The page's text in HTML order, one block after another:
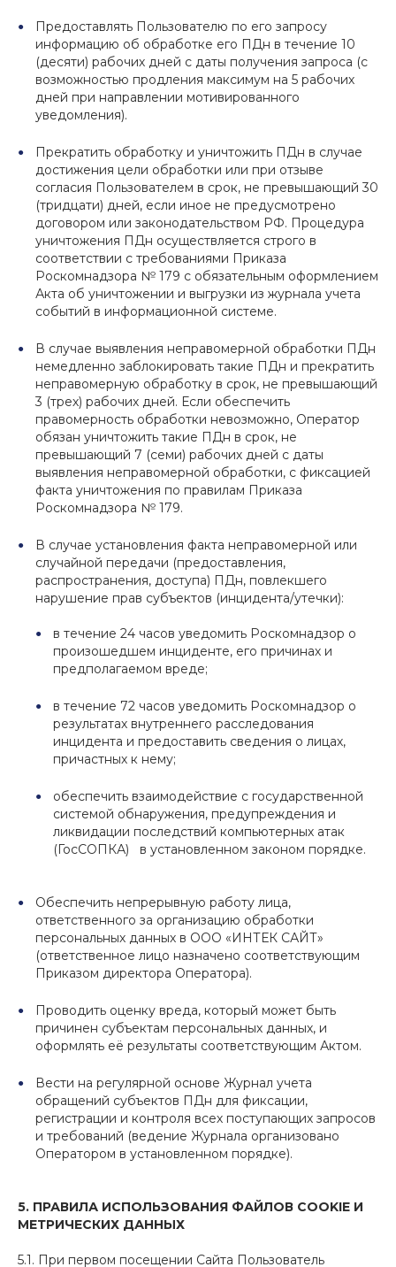
Предоставлять Пользователю по его запросу
информацию об обработке его ПДн в течение 10
(десяти) рабочих дней с даты получения запроса (с
возможностью продления максимум на 5 рабочих
дней при направлении мотивированного
уведомления).
Прекратить обработку и уничтожить ПДн в случае
достижения цели обработки или при отзыве
согласия Пользователем в срок, не превышающий 30
(тридцати) дней, если иное не предусмотрено
договором или законодательством РФ. Процедура
уничтожения ПДн осуществляется строго в
соответствии с требованиями Приказа
Роскомнадзора № 179 с обязательным оформлением
Акта об уничтожении и выгрузки из журнала учета
событий в информационной системе.
В случае выявления неправомерной обработки ПДн
немедленно заблокировать такие ПДн и прекратить
неправомерную обработку в срок, не превышающий
3 (трех) рабочих дней. Если обеспечить
правомерность обработки невозможно, Оператор
обязан уничтожить такие ПДн в срок, не
превышающий 7 (семи) рабочих дней с даты
выявления неправомерной обработки, с фиксацией
факта уничтожения по правилам Приказа
Роскомнадзора № 179.
В случае установления факта неправомерной или
случайной передачи (предоставления,
распространения, доступа) ПДн, повлекшего
нарушение прав субъектов (инцидента/утечки):
в течение 24 часов уведомить Роскомнадзор о
произошедшем инциденте, его причинах и
предполагаемом вреде;
в течение 72 часов уведомить Роскомнадзор о
результатах внутреннего расследования
инцидента и предоставить сведения о лицах,
причастных к нему;
обеспечить взаимодействие с государственной
системой обнаружения, предупреждения и
ликвидации последствий компьютерных атак
(ГосСОПКА) в установленном законом порядке.
Обеспечить непрерывную работу лица,
ответственного за организацию обработки
персональных данных в ООО «ИНТЕК САЙТ»
(ответственное лицо назначено соответствующим
Приказом директора Оператора).
Проводить оценку вреда, который может быть
причинен субъектам персональных данных, и
оформлять её результаты соответствующим Актом.
Вести на регулярной основе Журнал учета
обращений субъектов ПДн для фиксации,
регистрации и контроля всех поступающих запросов
и требований (ведение Журнала организовано
Оператором в установленном порядке).
5. ПРАВИЛА ИСПОЛЬЗОВАНИЯ ФАЙЛОВ COOKIE И
МЕТРИЧЕСКИХ ДАННЫХ
5.1. При первом посещении Сайта Пользователь